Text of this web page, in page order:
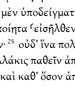
25 οὐδ’ ἵνα
παθεῖν
καὶ καθ’ ὅσον